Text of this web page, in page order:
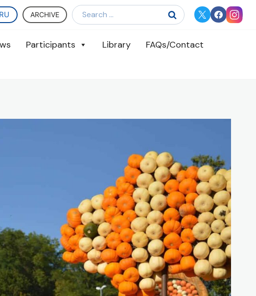
ARCHIVE
Search
for:
Participants Library
FAQs/Contact